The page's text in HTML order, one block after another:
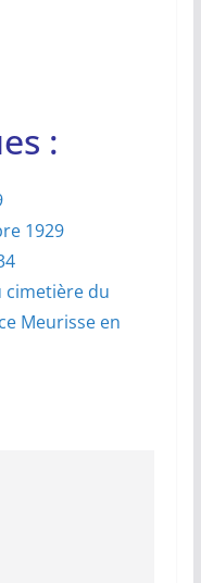
:
1929
cimetière du
Meurisse en